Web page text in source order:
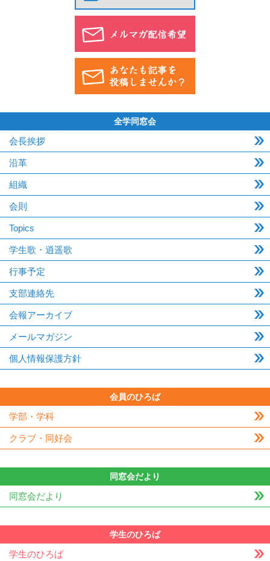
全学同窓会
会長挨拶
沿革
組織
会則
Topics
学生歌・逍遥歌
行事予定
支部連絡先
会報アーカイブ
メールマガジン
個人情報保護方針
会員のひろば
学部・学科
クラブ・同好会
同窓会だより
同窓会だより
学生のひろば
学生のひろば